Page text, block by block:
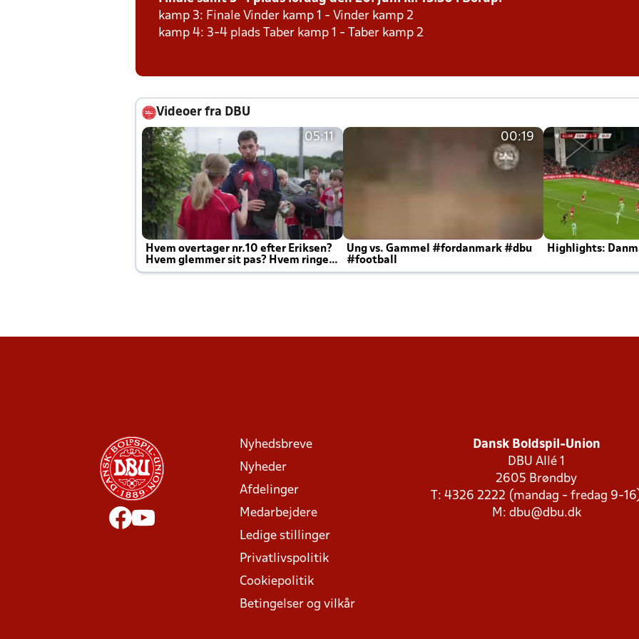
kamp 3: Finale Vinder kamp 1 - Vinder kamp 2
kamp 4: 3-4 plads Taber kamp 1 - Taber kamp 2
Videoer fra DBU
05:11
Hvem overtager nr.10 efter Eriksen?
Hvem glemmer sit pas? Hvem ringer
Joachim altid til efter kampe?
00:19
Ung vs. Gammel #fordanmark #dbu
#football
Highlights:
Nyhedsbreve
Nyheder
Afdelinger
Medarbejdere
Ledige stillinger
Privatlivspolitik
Cookiepolitik
Betingelser og vilkår
Dansk Boldspil-Union
DBU Allé 1
2605 Brøndby
T: 4326 2222 (mandag - fredag 9-
M: dbu@dbu.dk